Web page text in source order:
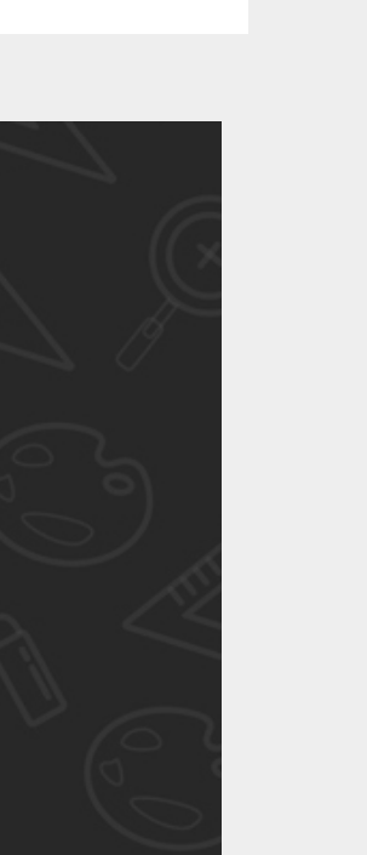
已成功备案！
已成功备案！
已成功备案！